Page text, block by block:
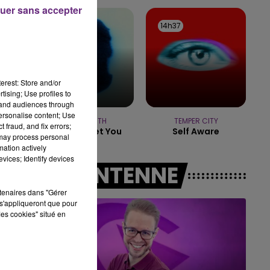
7h00 - 12h00
LE WEEK-END CHAMPAGNE FM
MYLES SMITH
Nice To Meet You
14h37
14h37
TEMPER CITY
Self Aware
A L'ANTENNE
Store and/or
Use profiles to
audiences through
content; Use
fraud, and fix errors;
process personal
actively
Identify devices
dans "Gérer
que pour
cookies" situé en
sans accepter